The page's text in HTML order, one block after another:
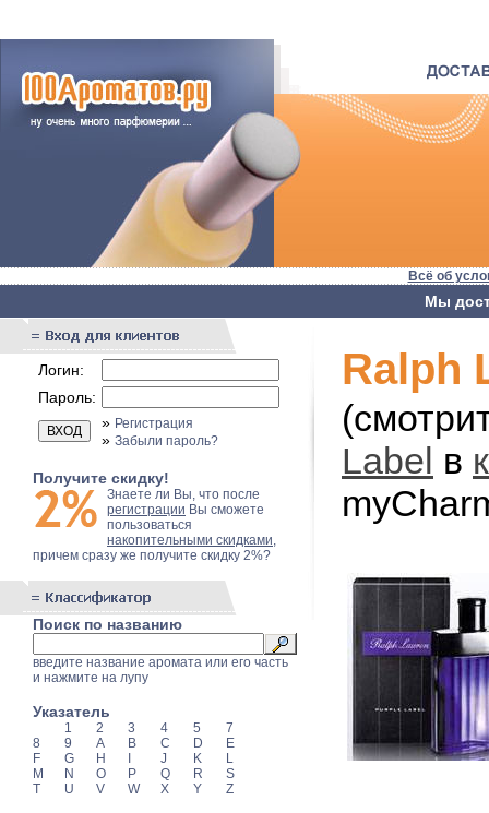
Всё об
Мы
Логин:
Пароль:
» Регистрация
» Забыли пароль?
Получите скидку!
Знаете ли Вы, что после
регистрации Вы сможете
пользоваться
накопительными скидками,
причем сразу же получите скидку 2%?
Поиск по названию
введите название аромата или его часть
и нажмите на лупу
Указатель
1 2 3 4 5
7
8
9 A B C D
E
F
G H J K
L
M
N O P Q R
S
T
U V W X Y Z
Ralph
Label в